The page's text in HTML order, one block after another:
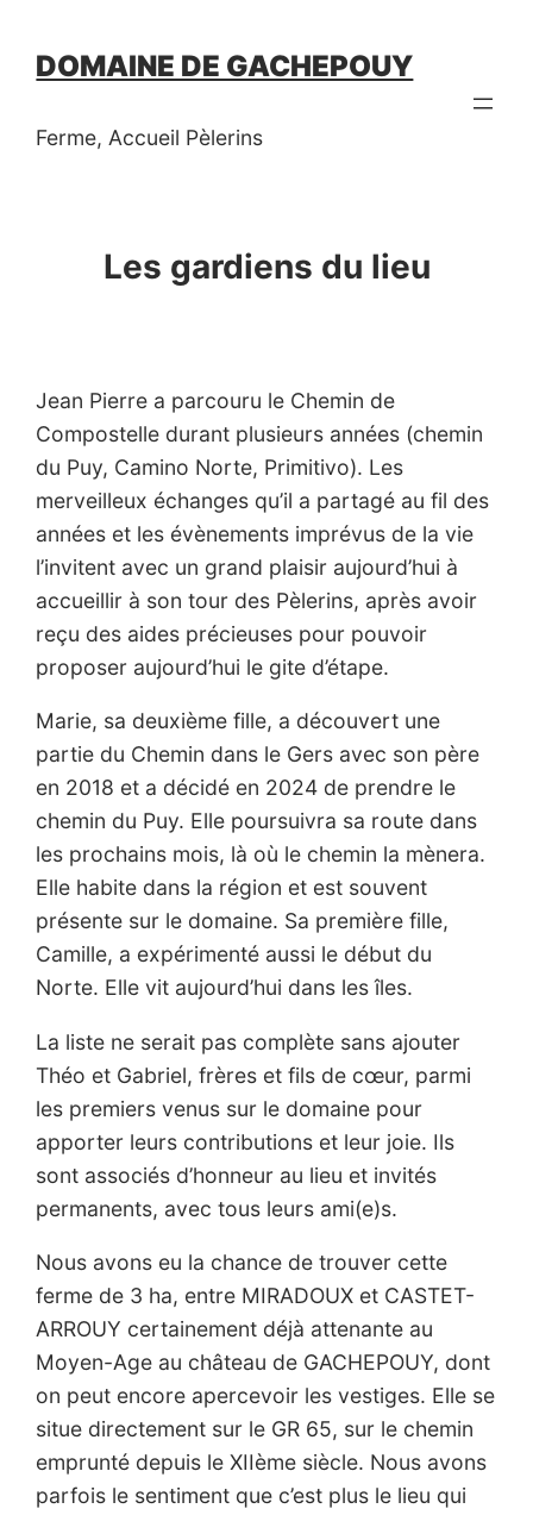
DOMAINE DE GACHEPOUY
Ferme, Accueil Pèlerins
Les gardiens du lieu
Jean Pierre a parcouru le Chemin de
Compostelle durant plusieurs années (chemin
du Puy, Camino Norte, Primitivo). Les
merveilleux échanges qu’il a partagé au fil des
années et les évènements imprévus de la vie
l’invitent avec un grand plaisir aujourd’hui à
accueillir à son tour des Pèlerins, après avoir
reçu des aides précieuses pour pouvoir
proposer aujourd’hui le gite d’étape.
Marie, sa deuxième fille, a découvert une
partie du Chemin dans le Gers avec son père
en 2018 et a décidé en 2024 de prendre le
chemin du Puy. Elle poursuivra sa route dans
les prochains mois, là où le chemin la mènera.
Elle habite dans la région et est souvent
présente sur le domaine. Sa première fille,
Camille, a expérimenté aussi le début du
Norte. Elle vit aujourd’hui dans les îles.
La liste ne serait pas complète sans ajouter
Théo et Gabriel, frères et fils de cœur, parmi
les premiers venus sur le domaine pour
apporter leurs contributions et leur joie. Ils
sont associés d’honneur au lieu et invités
permanents, avec tous leurs ami(e)s.
Nous avons eu la chance de trouver cette
ferme de 3 ha, entre MIRADOUX et CASTET-
ARROUY certainement déjà attenante au
Moyen-Age au château de GACHEPOUY, dont
on peut encore apercevoir les vestiges. Elle se
situe directement sur le GR 65, sur le chemin
emprunté depuis le XIIème siècle. Nous avons
parfois le sentiment que c’est plus le lieu qui